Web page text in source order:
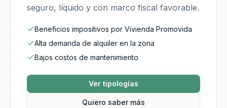
seguro, líquido y con marco fiscal favorable.
Beneficios impositivos por Vivienda Promovida
Alta demanda de alquiler en la zona
Bajos costos de mantenimiento
Ver tipologías
Quiero saber más